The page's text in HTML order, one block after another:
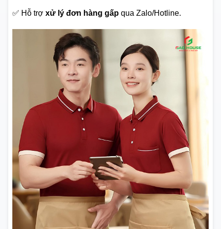
✅ Hỗ trợ xử lý đơn hàng gấp qua Zalo/Hotline.